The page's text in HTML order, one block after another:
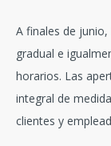
A finales de
gradual e
horarios. Las
integral de
clientes y